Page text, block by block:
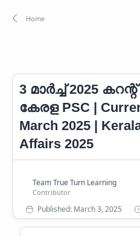
3 മാർച്ച് 2025
കേരള PSC |
March 2025 |
Affairs 2025